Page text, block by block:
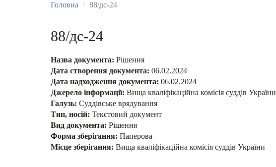
Головна 88/дс-24
88/дс-24
Назва документа: Рішення
Дата створення документа: 06.02.2024
Дата надходження документа: 06.02.2024
Джерело інформації: Вища кваліфікаційна комісія суддів України
Галузь: Суддівське врядування
Тип, носій: Текстовий документ
Вид документа: Рішення
Форма зберігання: Паперова
Місце зберігання: Вища кваліфікаційна комісія суддів України